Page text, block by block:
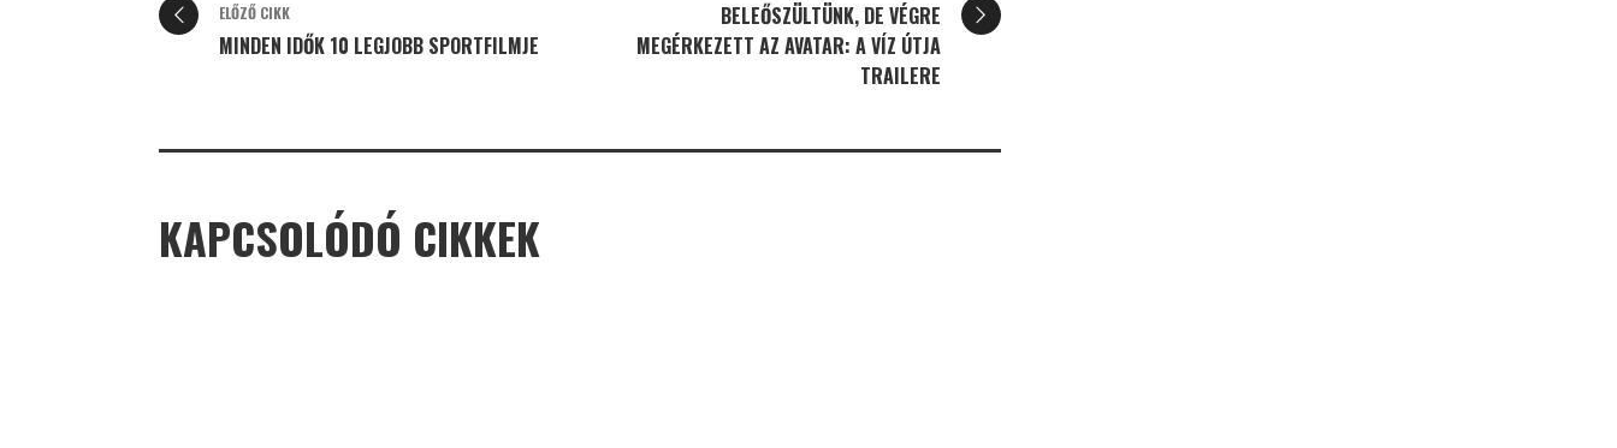
ELŐZŐ CIKK
MINDEN IDŐK 10 LEGJOBB SPORTFILMJE
BELEŐSZÜLTÜNK, DE VÉGRE
MEGÉRKEZETT AZ AVATAR: A VÍZ ÚTJA
TRAILERE
KAPCSOLÓDÓ CIKKEK